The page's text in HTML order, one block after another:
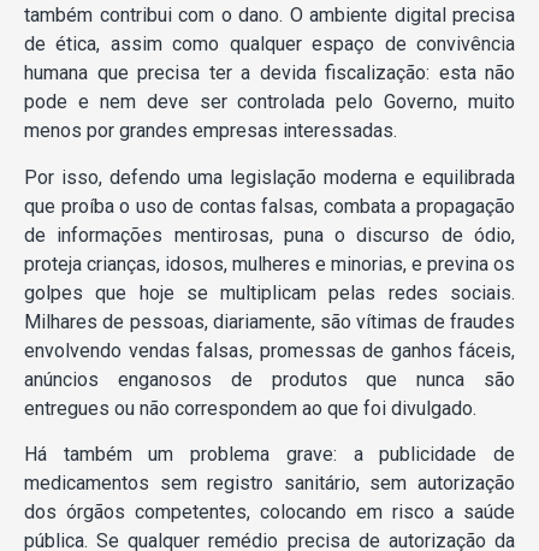
também contribui com o dano. O ambiente digital precisa
de ética, assim como qualquer espaço de convivência
humana que precisa ter a devida fiscalização: esta não
pode e nem deve ser controlada pelo Governo, muito
menos por grandes empresas interessadas.
Por isso, defendo uma legislação moderna e equilibrada
que proíba o uso de contas falsas, combata a propagação
de informações mentirosas, puna o discurso de ódio,
proteja crianças, idosos, mulheres e minorias, e previna os
golpes que hoje se multiplicam pelas redes sociais.
Milhares de pessoas, diariamente, são vítimas de fraudes
envolvendo vendas falsas, promessas de ganhos fáceis,
anúncios enganosos de produtos que nunca são
entregues ou não correspondem ao que foi divulgado.
Há também um problema grave: a publicidade de
medicamentos sem registro sanitário, sem autorização
dos órgãos competentes, colocando em risco a saúde
pública. Se qualquer remédio precisa de autorização da